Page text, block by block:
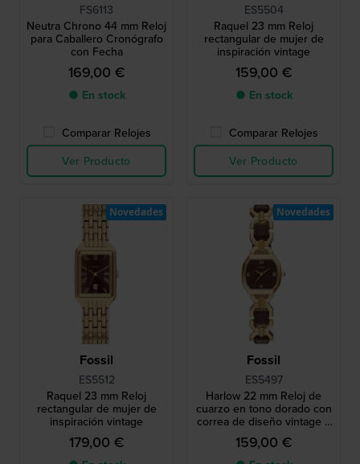
FS6113
Neutra Chrono 44 mm Reloj
para Caballero Cronógrafo
con Fecha
169,00 €
● En stock
Comparar Relojes
Ver Producto
ES5504
Raquel 23 mm Reloj
rectangular de mujer de
inspiración vintage
159,00 €
● En stock
Comparar Relojes
Ver Producto
Fossil
ES5512
Raquel 23 mm Reloj
rectangular de mujer de
inspiración vintage
179,00 €
Novedades
Fossil
ES5497
Harlow 22 mm Reloj de
cuarzo en tono dorado con
correa de diseño vintage y
caja octogonal
159,00 €
Novedades